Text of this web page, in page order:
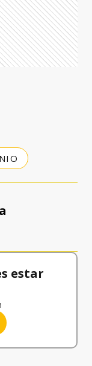
estar